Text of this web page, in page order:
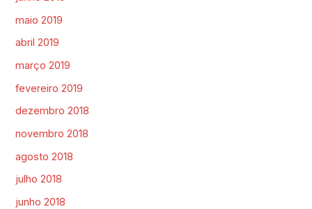
maio 2019
abril 2019
março 2019
fevereiro 2019
dezembro 2018
novembro 2018
agosto 2018
julho 2018
junho 2018